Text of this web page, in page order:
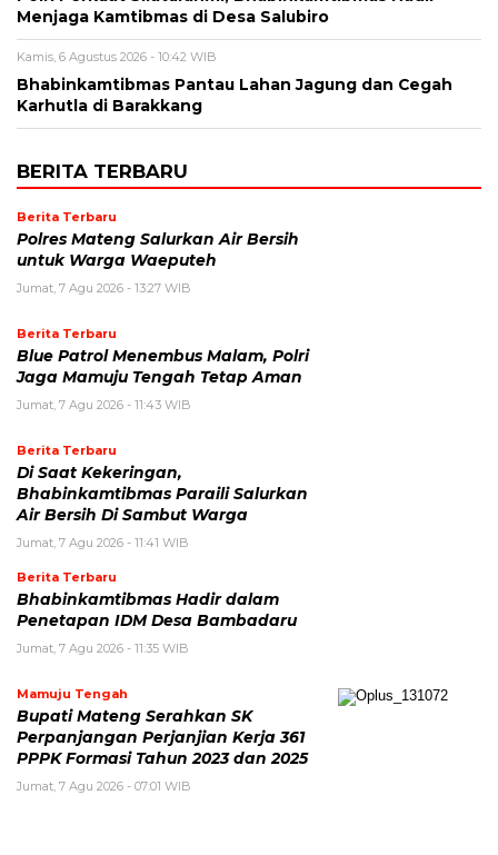
Menjaga Kamtibmas di Desa Salubiro
Kamis, 6 Agustus 2026 - 10:42 WIB
Bhabinkamtibmas Pantau Lahan Jagung dan Cegah
Karhutla di Barakkang
BERITA TERBARU
Berita Terbaru
Polres Mateng Salurkan Air Bersih
untuk Warga Waeputeh
Jumat, 7 Agu 2026 - 13:27 WIB
Berita Terbaru
Blue Patrol Menembus Malam, Polri
Jaga Mamuju Tengah Tetap Aman
Jumat, 7 Agu 2026 - 11:43 WIB
Berita Terbaru
Di Saat Kekeringan,
Bhabinkamtibmas Paraili Salurkan
Air Bersih Di Sambut Warga
Jumat, 7 Agu 2026 - 11:41 WIB
Berita Terbaru
Bhabinkamtibmas Hadir dalam
Penetapan IDM Desa Bambadaru
Jumat, 7 Agu 2026 - 11:35 WIB
Mamuju Tengah
Bupati Mateng Serahkan SK
Perpanjangan Perjanjian Kerja 361
PPPK Formasi Tahun 2023 dan 2025
Jumat, 7 Agu 2026 - 07:01 WIB